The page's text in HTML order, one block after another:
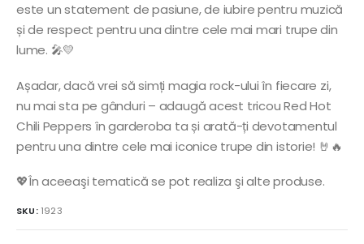
este un statement de pasiune, de iubire pentru muzică
și de respect pentru una dintre cele mai mari trupe din
lume. 🎤💛
Așadar, dacă vrei să simți magia rock-ului în fiecare zi,
nu mai sta pe gânduri – adaugă acest tricou Red Hot
Chili Peppers în garderoba ta și arată-ți devotamentul
pentru una dintre cele mai iconice trupe din istorie! 🤘🔥
💖În aceeaşi tematică se pot realiza şi alte produse.
SKU: 1923